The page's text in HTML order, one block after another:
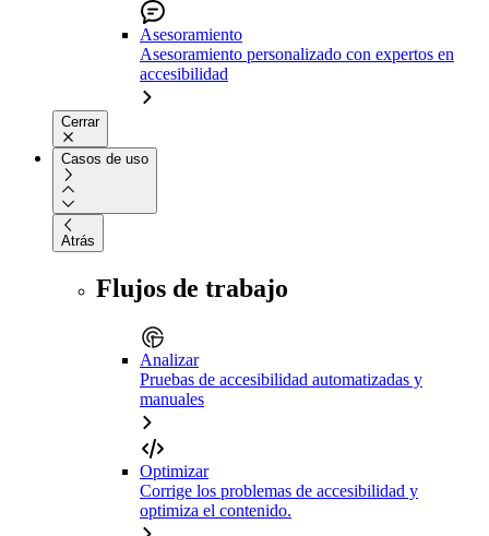
Asesoramiento
Asesoramiento personalizado con expertos en
accesibilidad
Cerrar
Casos de uso
Atrás
Flujos de trabajo
Analizar
Pruebas de accesibilidad automatizadas y
manuales
Optimizar
Corrige los problemas de accesibilidad y
optimiza el contenido.